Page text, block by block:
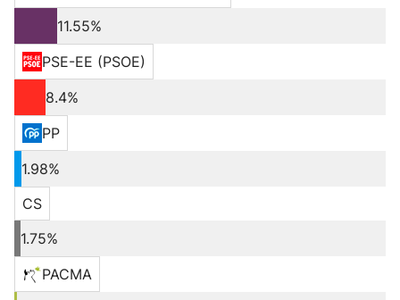
11.55%
PSE-EE (PSOE)
8.4%
PP
1.98%
CS
1.75%
PACMA